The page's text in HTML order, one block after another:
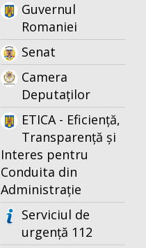
Guvernul
Romaniei
Senat
Camera
Deputaților
ETICA - Eficiență,
Transparență și
Interes pentru
Conduita din
Administrație
Serviciul de
urgență 112